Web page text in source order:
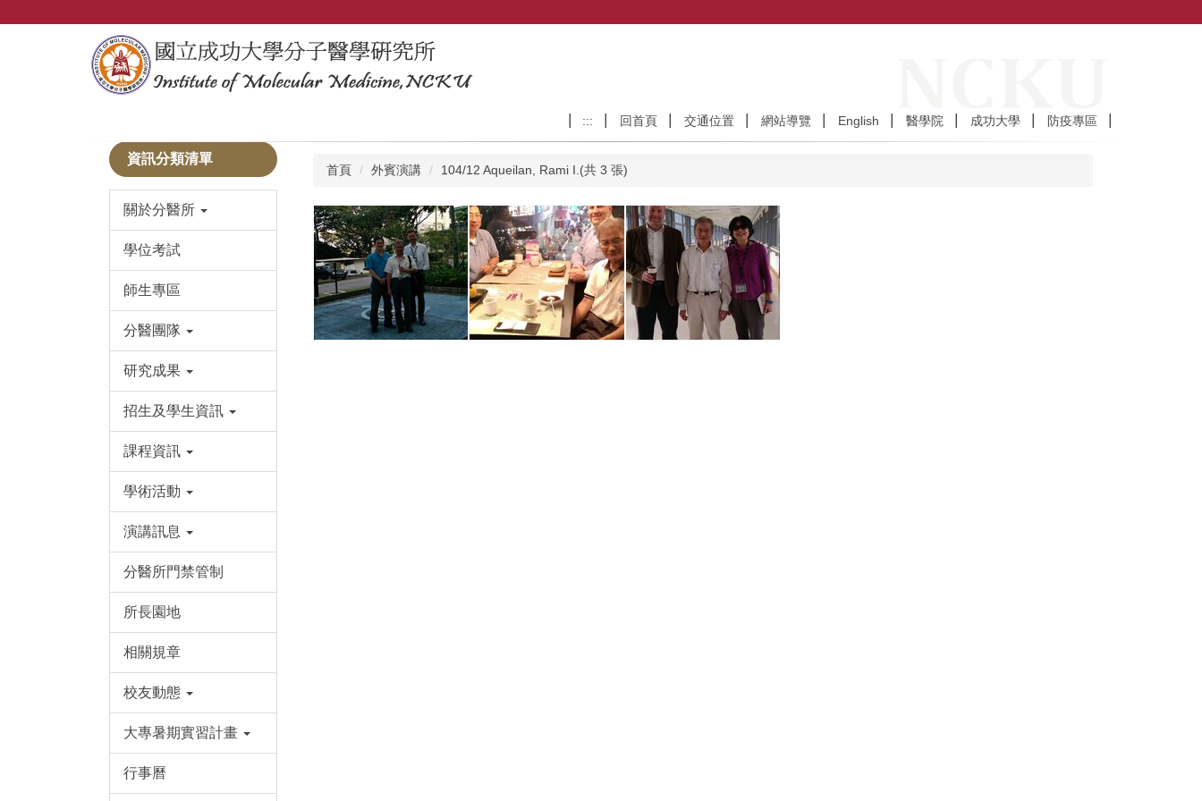
::: 回首頁 交通位置 網站導覽 English 醫學院 成功大學 防疫專區
資訊分類清單
關於分醫所
學位考試
師生專區
分醫團隊
研究成果
招生及學生資訊
課程資訊
學術活動
演講訊息
分醫所門禁管制
所長園地
相關規章
校友動態
大專暑期實習計畫
行事曆
首頁 外賓演講 104/12 Aqueilan, Rami I.(共 3 張)